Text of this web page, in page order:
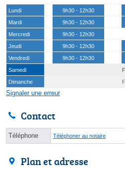
Lundi 9h30 - 12h30
Mardi
9h30 - 12h30
Mercredi
9h30 - 12h30
Jeudi
9h30 - 12h30
Vendredi
9h30 - 12h30
Samedi
Dimanche
Signaler une erreur
Contact
Téléphone Téléphoner au notaire
Plan et adresse